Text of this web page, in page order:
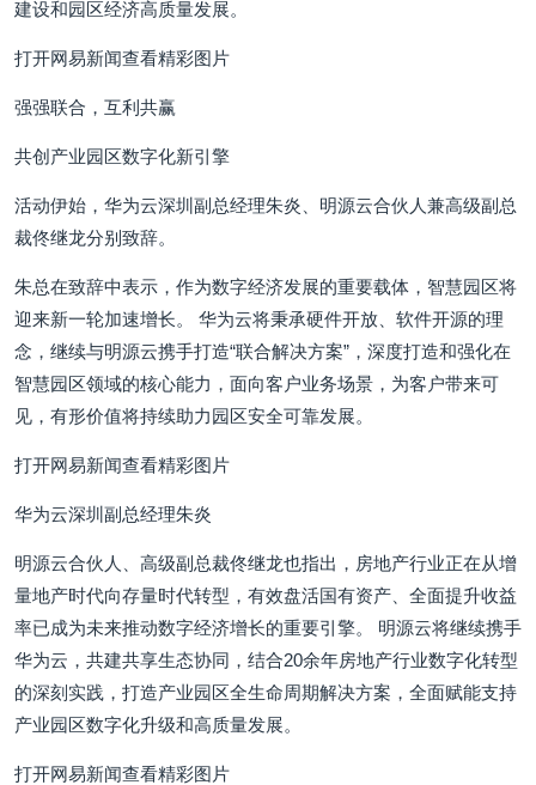
建设和园区经济高质量发展。
打开网易新闻查看精彩图片
强强联合，互利共赢
共创产业园区数字化新引擎
活动伊始，华为云深圳副总经理朱炎、明源云合伙人兼高级副总
裁佟继龙分别致辞。
朱总在致辞中表示，作为数字经济发展的重要载体，智慧园区将
迎来新一轮加速增长。 华为云将秉承硬件开放、软件开源的理
念，继续与明源云携手打造“联合解决方案”，深度打造和强化在
智慧园区领域的核心能力，面向客户业务场景，为客户带来可
见，有形价值将持续助力园区安全可靠发展。
打开网易新闻查看精彩图片
华为云深圳副总经理朱炎
明源云合伙人、高级副总裁佟继龙也指出，房地产行业正在从增
量地产时代向存量时代转型，有效盘活国有资产、全面提升收益
率已成为未来推动数字经济增长的重要引擎。 明源云将继续携手
华为云，共建共享生态协同，结合20余年房地产行业数字化转型
的深刻实践，打造产业园区全生命周期解决方案，全面赋能支持
产业园区数字化升级和高质量发展。
打开网易新闻查看精彩图片